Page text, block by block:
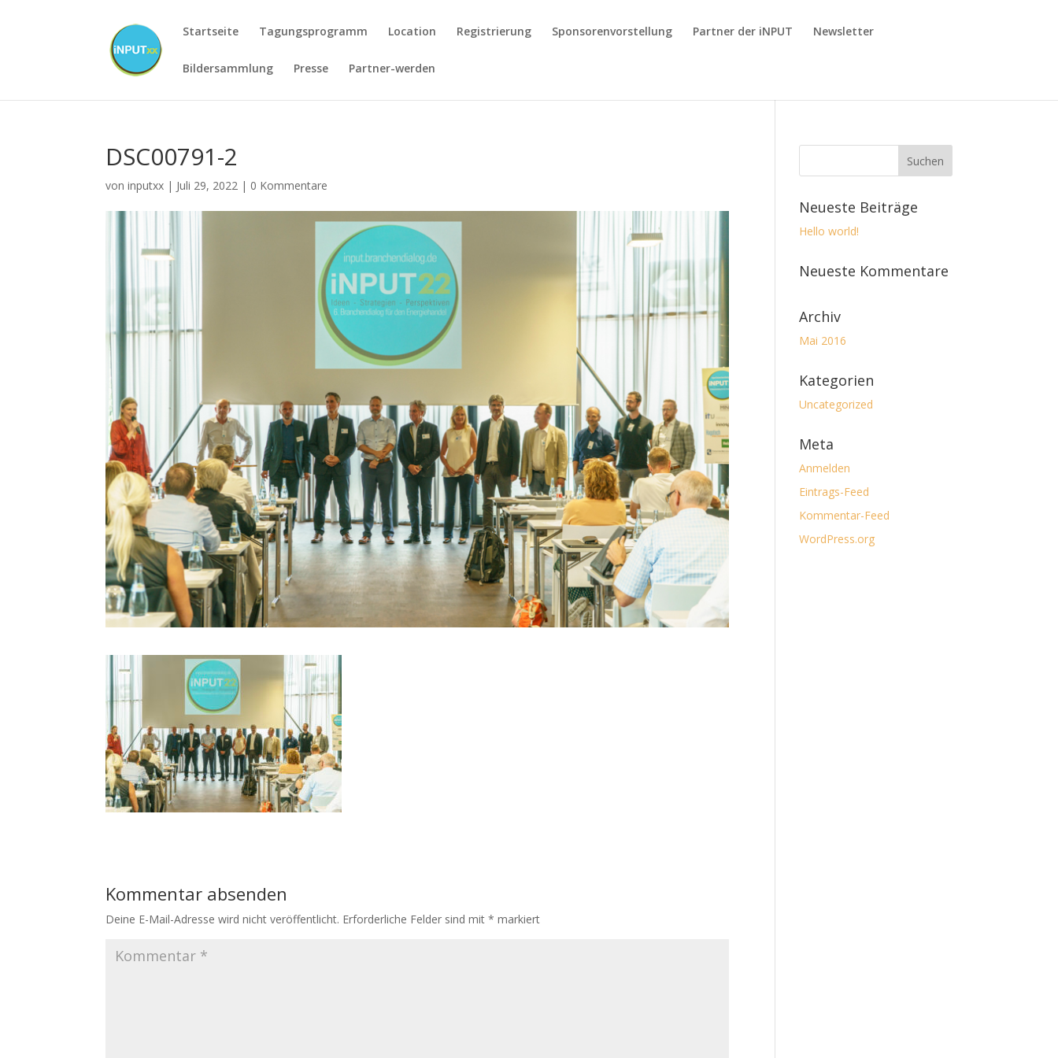
Startseite Tagungsprogramm Location Registrierung Sponsorenvorstellung Partner der iNPUT Newsletter
Bildersammlung Presse Partner-werden
DSC00791-2
voninputxx | Juli 29, 2022 | 0 Kommentare
Kommentar absenden
Deine E-Mail-Adresse wird nicht veröffentlicht. Erforderliche Felder sind mit* markiert
Neueste Beiträge
Hello world!
Neueste Kommentare
Archiv
Mai 2016
Kategorien
Uncategorized
Meta
Anmelden
Eintrags-Feed
Kommentar-Feed
WordPress.org